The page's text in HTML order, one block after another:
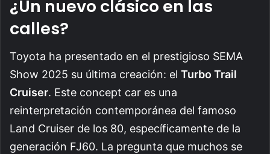
¿Un nuevo clásico en las
calles?
Toyota ha presentado en el prestigioso SEMA
Show 2025 su última creación: el Turbo Trail
Cruiser. Este concept car es una
reinterpretación contemporánea del famoso
Land Cruiser de los 80, específicamente de la
generación FJ60. La pregunta que muchos se